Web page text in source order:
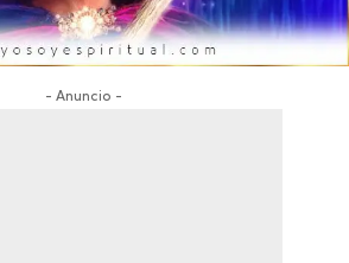
- Anuncio -